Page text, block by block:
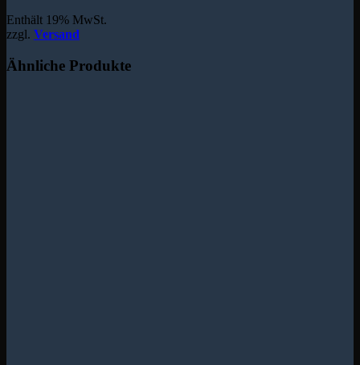
Enthält 19% MwSt.
zzgl. Versand
Ähnliche Produkte